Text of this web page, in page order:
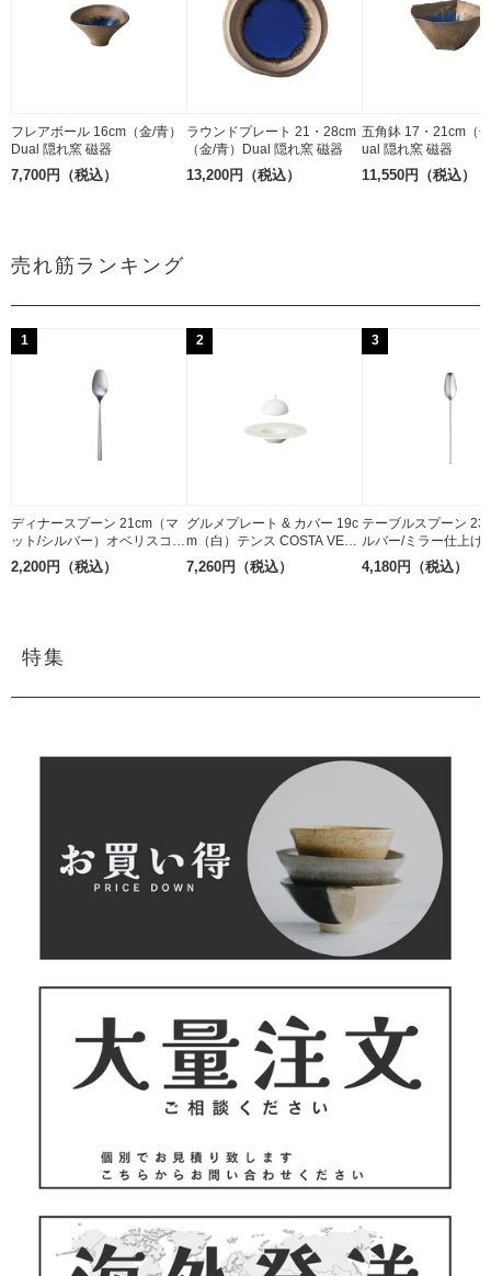
フレアボール 16cm（金/青）
Dual 隠れ窯 磁器
7,700円（税込）
ラウンドプレート 21・28cm
（金/青）Dual 隠れ窯 磁器
13,200円（税込）
五角鉢 17・21cm（
ual 隠れ窯 磁器
11,550円（税込）
売れ筋ランキング
1
ディナースプーン 21cm（マ
ット/シルバー）オベリスコ B
elo Inox ステンレス
2,200円（税込）
2
グルメプレート & カバー 19c
m（白）テンス COSTA VER
DE 磁器
7,260円（税込）
3
テーブルスプーン
ルバー/ミラー仕上げ
Belo Inox 18-10ステ
4,180円（税込）
特集